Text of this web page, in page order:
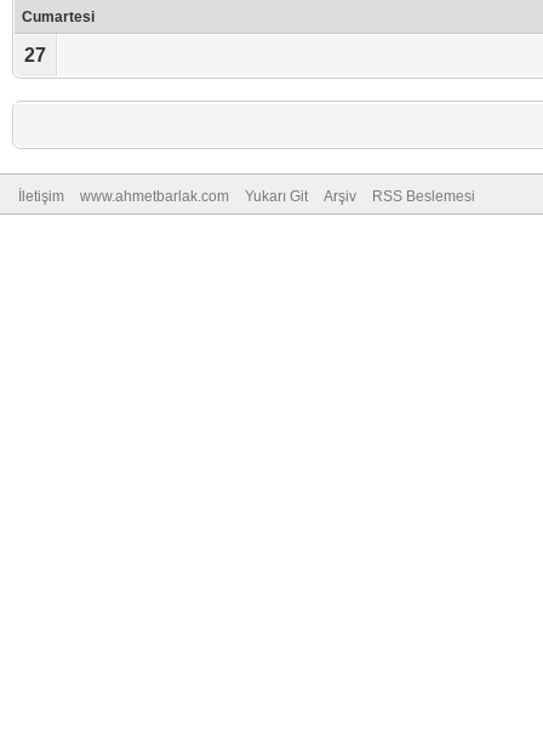
Cumartesi
27
İletişim www.ahmetbarlak.com Yukarı Git Arşiv RSS Beslemesi